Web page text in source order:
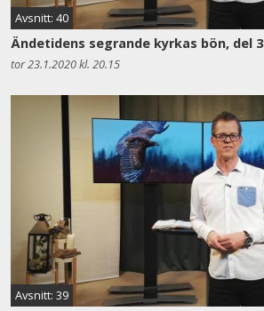
Avsnitt: 40
Ändetidens segrande kyrkas bön, del 3
tor 23.1.2020 kl. 20.15
Avsnitt: 39